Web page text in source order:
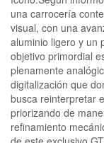
una carrocería
visual, con una
aluminio ligero y un
objetivo primordial
plenamente
digitalización que
busca reinterpretar
priorizando de
refinamiento